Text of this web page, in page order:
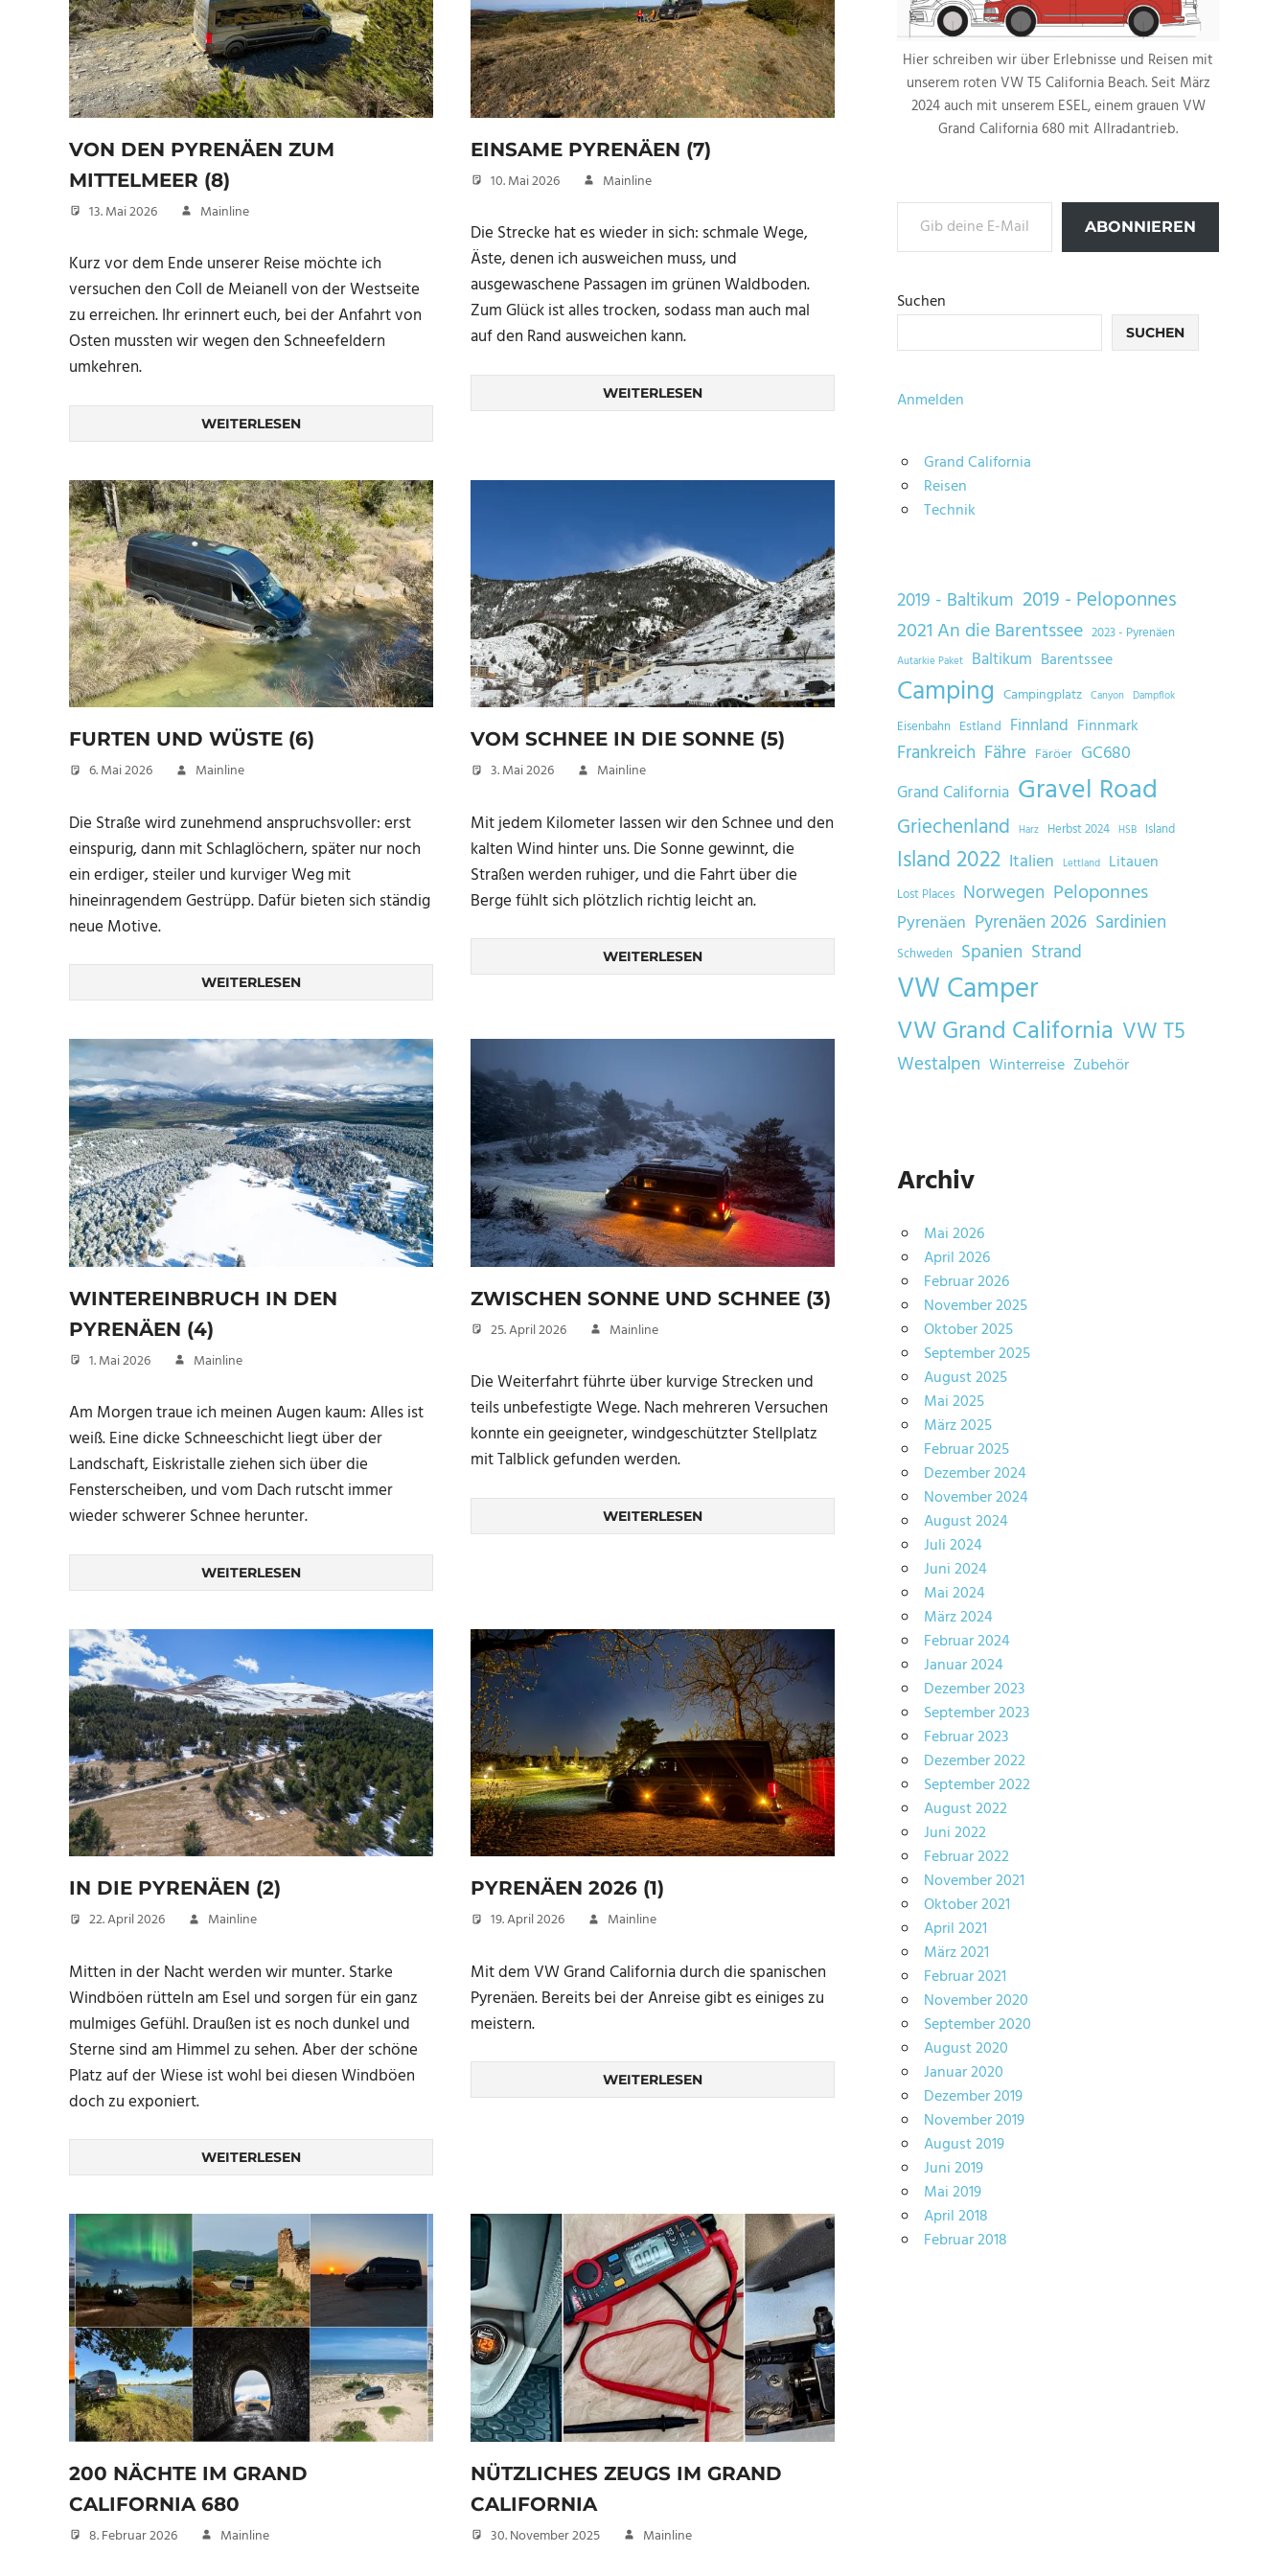
VON DEN PYRENÄEN ZUM
MITTELMEER (8)
13. Mai 2026 Mainline
Kurz vor dem Ende unserer Reise möchte ich
versuchen den Coll de Meianell von der Westseite
zu erreichen. Ihr erinnert euch, bei der Anfahrt von
Osten mussten wir wegen den Schneefeldern
umkehren.
WEITERLESEN
EINSAME PYRENÄEN (7)
10. Mai 2026 Mainline
Die Strecke hat es wieder in sich: schmale Wege,
Äste, denen ich ausweichen muss, und
ausgewaschene Passagen im grünen Waldboden.
Zum Glück ist alles trocken, sodass man auch mal
auf den Rand ausweichen kann.
WEITERLESEN
FURTEN UND WÜSTE (6)
6. Mai 2026 Mainline
Die Straße wird zunehmend anspruchsvoller: erst
einspurig, dann mit Schlaglöchern, später nur noch
ein erdiger, steiler und kurviger Weg mit
hineinragendem Gestrüpp. Dafür bieten sich ständig
neue Motive.
WEITERLESEN
VOM SCHNEE IN DIE SONNE (5)
3. Mai 2026 Mainline
Mit jedem Kilometer lassen wir den Schnee und den
kalten Wind hinter uns. Die Sonne gewinnt, die
Straßen werden ruhiger, und die Fahrt über die
Berge fühlt sich plötzlich richtig leicht an.
WEITERLESEN
WINTEREINBRUCH IN DEN
PYRENÄEN (4)
1. Mai 2026 Mainline
Am Morgen traue ich meinen Augen kaum: Alles ist
weiß. Eine dicke Schneeschicht liegt über der
Landschaft, Eiskristalle ziehen sich über die
Fensterscheiben, und vom Dach rutscht immer
wieder schwerer Schnee herunter.
WEITERLESEN
ZWISCHEN SONNE UND SCHNEE (3)
25. April 2026 Mainline
Die Weiterfahrt führte über kurvige Strecken und
teils unbefestigte Wege. Nach mehreren Versuchen
konnte ein geeigneter, windgeschützter Stellplatz
mit Talblick gefunden werden.
WEITERLESEN
IN DIE PYRENÄEN (2)
22. April 2026 Mainline
Mitten in der Nacht werden wir munter. Starke
Windböen rütteln am Esel und sorgen für ein ganz
mulmiges Gefühl. Draußen ist es noch dunkel und
Sterne sind am Himmel zu sehen. Aber der schöne
Platz auf der Wiese ist wohl bei diesen Windböen
doch zu exponiert.
WEITERLESEN
PYRENÄEN 2026 (1)
19. April 2026 Mainline
Mit dem VW Grand California durch die spanischen
Pyrenäen. Bereits bei der Anreise gibt es einiges zu
meistern.
WEITERLESEN
200 NÄCHTE IM GRAND
CALIFORNIA 680
8. Februar 2026 Mainline
NÜTZLICHES ZEUGS IM GRAND
CALIFORNIA
30. November 2025 Mainline
Hier schreiben wir über Erlebnisse und Reisen mit
unserem roten VW T5 California Beach. Seit März
2024 auch mit unserem ESEL, einem grauen VW
Grand California 680 mit Allradantrieb.
Gib deine E-Mail-Adresse ein ...
ABONNIEREN
Suchen
SUCHEN
Anmelden
Grand California
Reisen
Technik
2019 - Baltikum 2019 - Peloponnes
2021 An die Barentssee 2023 - Pyrenäen
Autarkie Paket Baltikum Barentssee
Camping Campingplatz Canyon Dampflok
Eisenbahn Estland Finnland Finnmark
Frankreich Fähre Färöer GC680
Grand California Gravel Road
Griechenland Harz Herbst 2024 HSB Island
Island 2022 Italien Lettland Litauen
Lost Places Norwegen Peloponnes
Pyrenäen Pyrenäen 2026 Sardinien
Schweden Spanien Strand
VW Camper
VW Grand California VW T5
Westalpen Winterreise Zubehör
Archiv
Mai 2026
April 2026
Februar 2026
November 2025
Oktober 2025
September 2025
August 2025
Mai 2025
März 2025
Februar 2025
Dezember 2024
November 2024
August 2024
Juli 2024
Juni 2024
Mai 2024
März 2024
Februar 2024
Januar 2024
Dezember 2023
September 2023
Februar 2023
Dezember 2022
September 2022
August 2022
Juni 2022
Februar 2022
November 2021
Oktober 2021
April 2021
März 2021
Februar 2021
November 2020
September 2020
August 2020
Januar 2020
Dezember 2019
November 2019
August 2019
Juni 2019
Mai 2019
April 2018
Februar 2018